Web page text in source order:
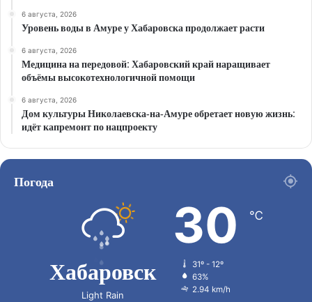
6 августа, 2026
Уровень воды в Амуре у Хабаровска продолжает расти
6 августа, 2026
Медицина на передовой: Хабаровский край наращивает
объёмы высокотехнологичной помощи
6 августа, 2026
Дом культуры Николаевска‑на‑Амуре обретает новую жизнь:
идёт капремонт по нацпроекту
Погода
Хабаровск
Light Rain
30 ℃
31º - 12º
63%
2.94 km/h